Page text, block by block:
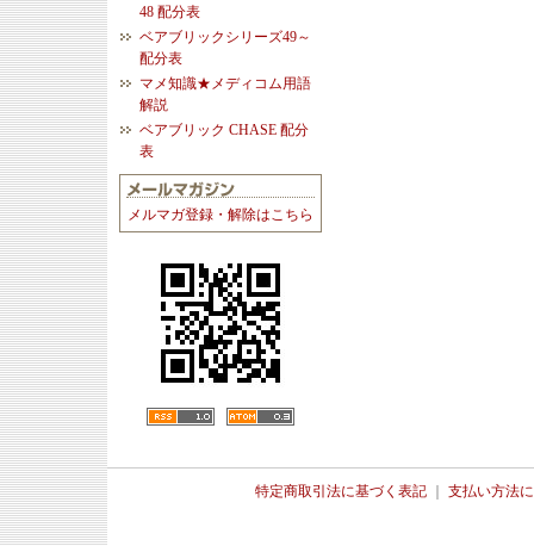
48 配分表
ベアブリックシリーズ49～
配分表
マメ知識★メディコム用語
解説
ベアブリック CHASE 配分
表
メルマガ登録・解除はこちら
特定商取引法に基づく表記 支払い方法